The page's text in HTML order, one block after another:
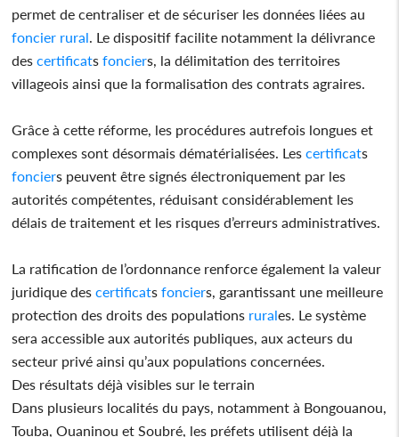
permet de centraliser et de sécuriser les données liées au
foncier rural. Le dispositif facilite notamment la délivrance
des certificats fonciers, la délimitation des territoires
villageois ainsi que la formalisation des contrats agraires.
Grâce à cette réforme, les procédures autrefois longues et
complexes sont désormais dématérialisées. Les certificats
fonciers peuvent être signés électroniquement par les
autorités compétentes, réduisant considérablement les
délais de traitement et les risques d’erreurs administratives.
La ratification de l’ordonnance renforce également la valeur
juridique des certificats fonciers, garantissant une meilleure
protection des droits des populations rurales. Le système
sera accessible aux autorités publiques, aux acteurs du
secteur privé ainsi qu’aux populations concernées.
Des résultats déjà visibles sur le terrain
Dans plusieurs localités du pays, notamment à Bongouanou,
Touba, Ouaninou et Soubré, les préfets utilisent déjà la